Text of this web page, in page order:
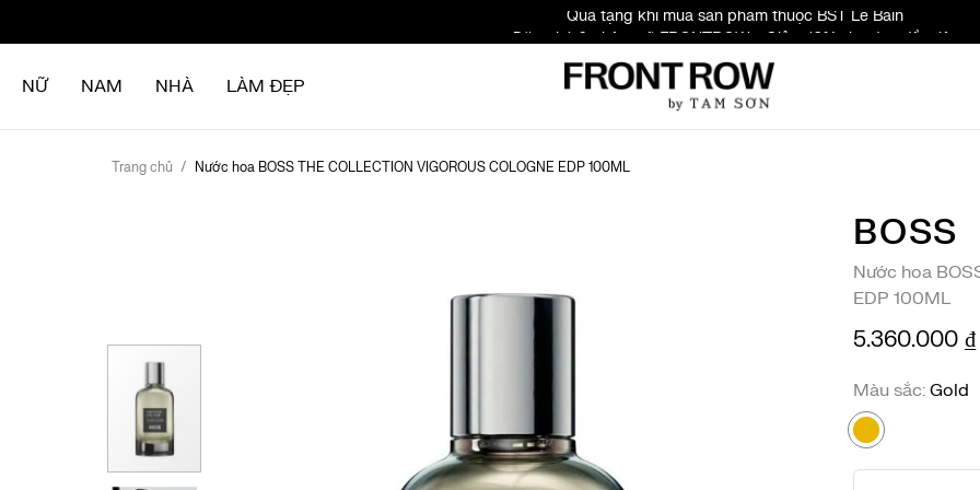
Quà tặng khi mua sản phẩm thuộc BST Le Bain
Đăng ký & nhập mã FRONTROW - Giảm 10% cho đơn đầu tiên
đến
dungNỮ NAM NHÀ LÀM ĐẸP
Trang chủ Nước hoa BOSS THE COLLECTION VIGOROUS COLOGNE EDP 100ML
viện
ảnh
BOSS
Nước hoa
EDP 100ML
5.360.000 ₫
Màu sắc Gold